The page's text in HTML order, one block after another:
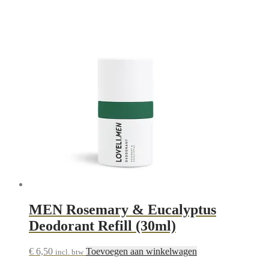
MEN Rosemary & Eucalyptus
Deodorant Refill (30ml)
€ 6,50 incl. btw Toevoegen aan winkelwagen